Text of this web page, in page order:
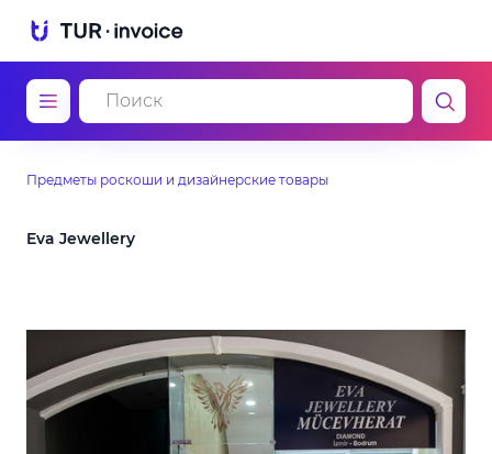
Предметы роскоши и дизайнерские товары
Eva Jewellery